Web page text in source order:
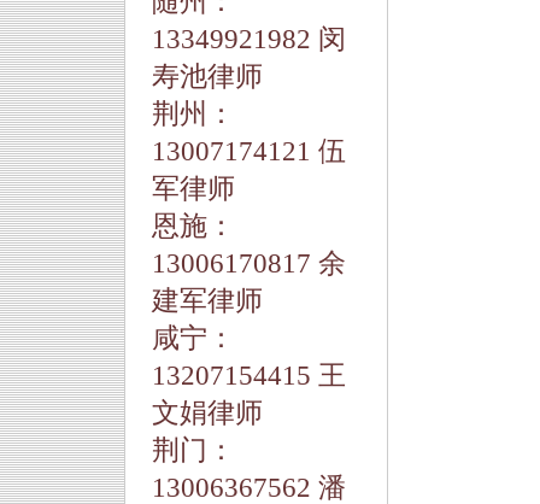
13349921982 闵
寿池律师
荆州：
13007174121 伍
军律师
恩施：
13006170817 余
建军律师
咸宁：
13207154415 王
文娟律师
荆门：
13006367562 潘